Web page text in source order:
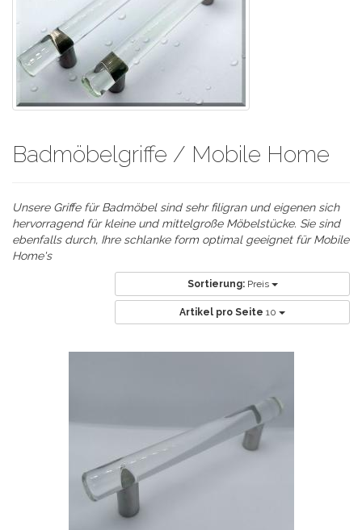
Badmöbelgriffe / Mobile Home
Unsere Griffe für Badmöbel sind sehr filigran und eigenen sich
hervorragend für kleine und mittelgroße Möbelstücke. Sie sind
ebenfalls durch, Ihre schlanke form optimal geeignet für Mobile
Home's
Sortierung: Preis
Artikel pro Seite 10